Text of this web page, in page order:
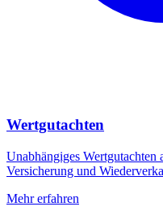
Wertgutachten
Unabhängiges
Versicherung und
Mehr erfahren